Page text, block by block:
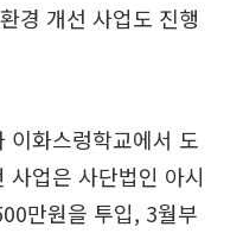
경 개선 사업도 진행
이화스렁학교에서 도
사업은 사단법인 아시
만원을 투입, 3월부